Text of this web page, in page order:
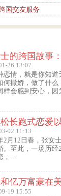
国交友服务
26 13:07
恋情，就是你知道
何撒娇，做了什么
样会感到安心，因
02 11:13
2月12日春，张女
。至此，一场历经
，...
亿万富豪在
19 15:55